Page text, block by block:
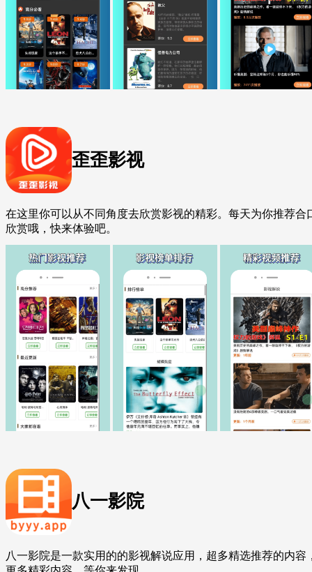
歪歪影视
在这里你可以从不同角度去欣赏影视的精彩。每天为你推荐
欣赏哦，快来体验吧。
八一影院
八一影院是一款实用的的影视解说应用，超多精选推荐的内